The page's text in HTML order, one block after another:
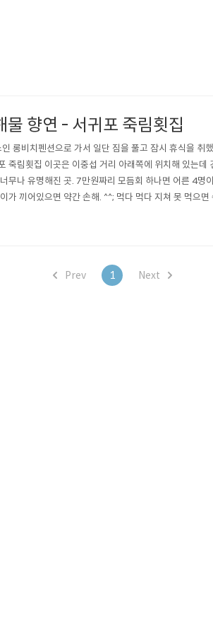
물 향연 - 서귀포 죽림횟집
롱비치펜션으로 가서 일단 짐을 풀고 잠시 휴식을 취
죽림횟집 이곳은 이중섭 거리 아래쪽에 위치해 있는데
무나 유명해진 곳. 7만원짜리 모듬회 하나면 어른 4명
가 끼어있으면 약간 손해. ^^; 먹다 먹다 지쳐 못 먹으면
특히 맛있게 먹은 것은 바로 산낙지. 준영이는 전복죽.
Prev 1 Next